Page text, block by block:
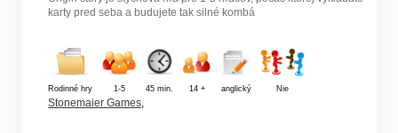
karty pred seba a budujete tak silné kombá
Rodinné hry 1-5 45 min. 14 + anglický Nie
Stonemaier Games